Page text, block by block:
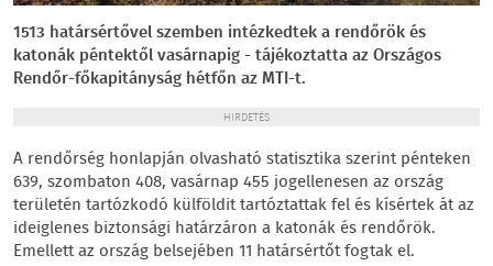
1513 határsértővel szemben intézkedtek a rendőrök és
katonák péntektől vasárnapig - tájékoztatta az Országos
Rendőr-főkapitányság hétfőn az MTI-t.
HIRDETÉS
A rendőrség honlapján olvasható statisztika szerint pénteken
639, szombaton 408, vasárnap 455 jogellenesen az ország
területén tartózkodó külföldit tartóztattak fel és kísértek át az
ideiglenes biztonsági határzáron a katonák és rendőrök.
Emellett az ország belsejében 11 határsértőt fogtak el.